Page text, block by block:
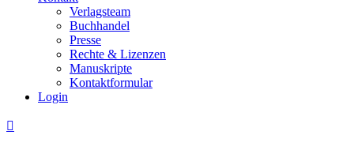
Verlagsteam
Buchhandel
Presse
Rechte & Lizenzen
Manuskripte
Kontaktformular
Login
